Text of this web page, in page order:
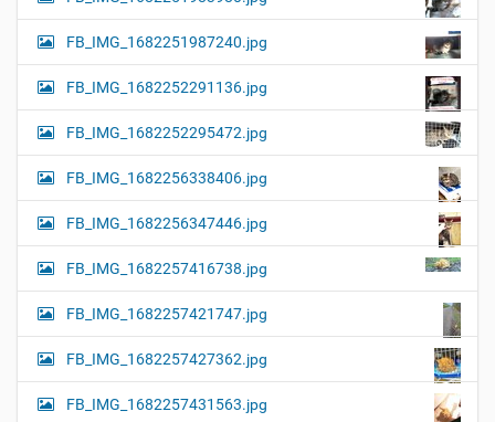
FB_IMG_1682251987240.jpg
FB_IMG_1682252291136.jpg
FB_IMG_1682252295472.jpg
FB_IMG_1682256338406.jpg
FB_IMG_1682256347446.jpg
FB_IMG_1682257416738.jpg
FB_IMG_1682257421747.jpg
FB_IMG_1682257427362.jpg
FB_IMG_1682257431563.jpg